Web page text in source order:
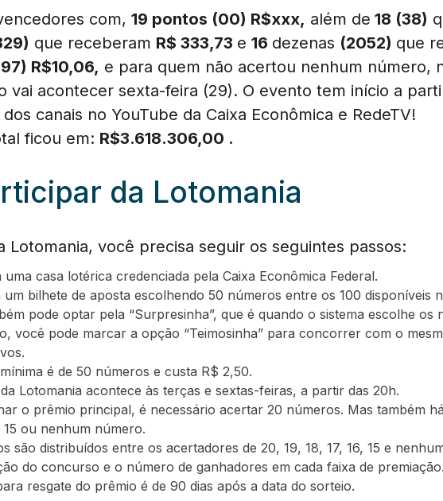
com, 19 pontos (00) R$xxx, além de 18 (38)
que receberam R$ 333,73 e 16 dezenas (2052) que
R$10,06, e para quem não acertou nenhum número,
vai acontecer sexta-feira (29). O evento tem início a
canais no YouTube da Caixa Econômica e RedeTV!
ficou em: R$3.618.306,00 .
da Lotomania
Lotomania, você precisa seguir os seguintes passos:
uma casa lotérica credenciada pela Caixa Econômica Federal.
um bilhete de aposta escolhendo 50 números entre os 100 disponíveis
pode optar pela “Surpresinha”, que é quando o sistema escolhe os
você pode marcar a opção “Teimosinha” para concorrer com o
é de 50 números e custa R$ 2,50.
Lotomania acontece às terças e sextas-feiras, a partir das 20h.
o prêmio principal, é necessário acertar 20 números. Mas também
15 ou nenhum número.
são distribuídos entre os acertadores de 20, 19, 18, 17, 16, 15 e
do concurso e o número de ganhadores em cada faixa de premiação.
resgate do prêmio é de 90 dias após a data do sorteio.